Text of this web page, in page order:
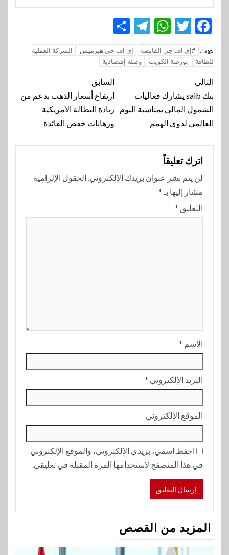
Facebook
Twitter
WhatsApp
Telegram
Tags: #إي اف جي القابضة إي اف چي هيرميس
الشركة العملية
للطاقة
بورصة الكويت وصله إقتصادية
تنقل
المقالة
السابق
ارتفاع أسعار الذهب بدعم من
زيادة البطالة الأمريكية
ورهانات خفض الفائدة
التالي
بنك saib يشارك فعاليات
الشمول المالي بمناسبة اليوم
العالمي لذوي الهمم
اترك تعليقاً
لن يتم نشر عنوان بريدك الإلكتروني. الحقول الإلزامية
مشار إليها بـ *
التعليق *
الاسم *
البريد الإلكتروني *
الموقع الإلكتروني
احفظ اسمي، بريدي الإلكتروني، والموقع الإلكتروني
في هذا المتصفح لاستخدامها المرة المقبلة في تعليقي.
المزيد من القصص